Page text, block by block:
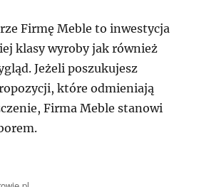
Firmę Meble to inwestycja
klasy wyroby jak również
Jeżeli poszukujesz
które odmieniają
Firma Meble stanowi